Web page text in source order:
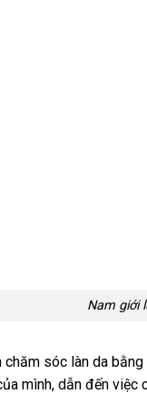
Nam giới
sóc làn da
mình, dẫn đến việc